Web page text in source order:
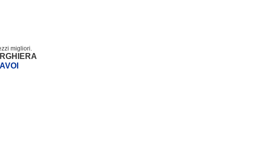
migliori.